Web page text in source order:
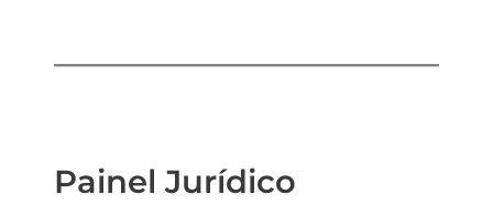
Painel Jurídico